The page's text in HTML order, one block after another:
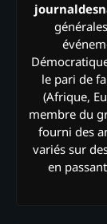
le pari de
(Afrique,
membre du
fourni des
variés sur
en